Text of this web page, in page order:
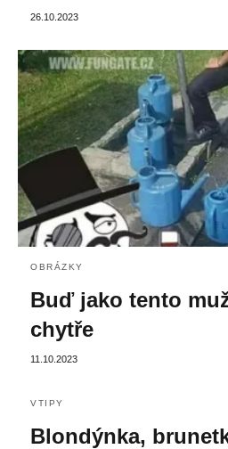
26.10.2023
OBRÁZKY
Buď jako tento
chytře
11.10.2023
VTIPY
Blondýnka,